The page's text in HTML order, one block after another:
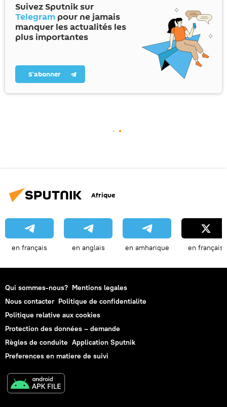
Suivez Sputnik sur
Telegram pour ne jamais
manquer les actualités les
plus importantes
S’abonner
Afrique
en français en anglais en amharique en français
Qui sommes-nous? Mentions legales
Nous contacter Politique de confidentialite
Politique relative aux cookies
Protection des données – demande
Règles de conduite Application Sputnik
Preferences en matiere de suivi